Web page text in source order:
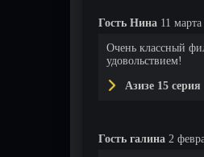
Гость Нина 11
Очень классный
удовольствием!
Азизе 15 серия
Гость галина 2